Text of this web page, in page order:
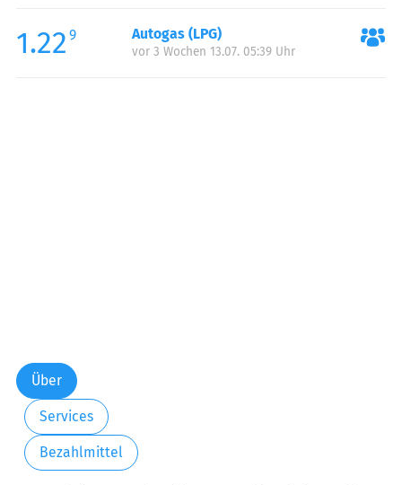
1.22 9 Autogas (LPG)
vor 3 Wochen 13.07. 05:39 Uhr
Über
Services
Bezahlmittel